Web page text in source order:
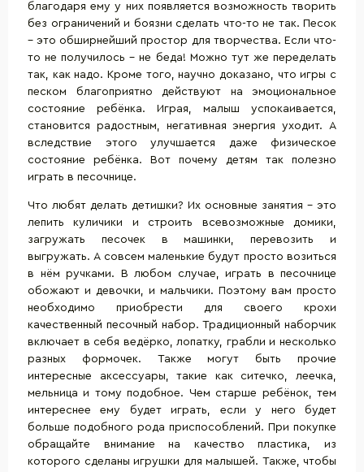
благодаря ему у них появляется возможность творить
без ограничений и боязни сделать что-то не так. Песок
– это обширнейший простор для творчества. Если что-
то не получилось – не беда! Можно тут же переделать
так, как надо. Кроме того, научно доказано, что игры с
песком благоприятно действуют на эмоциональное
состояние ребёнка. Играя, малыш успокаивается,
становится радостным, негативная энергия уходит. А
вследствие этого улучшается даже физическое
состояние ребёнка. Вот почему детям так полезно
играть в песочнице.
Что любят делать детишки? Их основные занятия – это
лепить куличики и строить всевозможные домики,
загружать песочек в машинки, перевозить и
выгружать. А совсем маленькие будут просто возиться
в нём ручками. В любом случае, играть в песочнице
обожают и девочки, и мальчики. Поэтому вам просто
необходимо приобрести для своего крохи
качественный песочный набор. Традиционный наборчик
включает в себя ведёрко, лопатку, грабли и несколько
разных формочек. Также могут быть прочие
интересные аксессуары, такие как ситечко, леечка,
мельница и тому подобное. Чем старше ребёнок, тем
интереснее ему будет играть, если у него будет
больше подобного рода приспособлений. При покупке
обращайте внимание на качество пластика, из
которого сделаны игрушки для малышей. Также, чтобы